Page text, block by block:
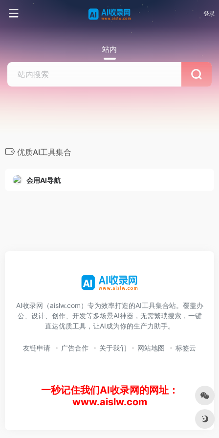
登录
站内
优质AI工具集合
会用AI导航
AI收录网（aislw.com）专为效率打造的AI工具集合站。覆盖办
公、设计、创作、开发等多场景AI神器，无需繁琐搜索，一键
直达优质工具，让AI成为你的生产力助手。
友链申请 广告合作 关于我们 网站地图 标签云
一秒记住我们AI收录网的网址：
www.aislw.com